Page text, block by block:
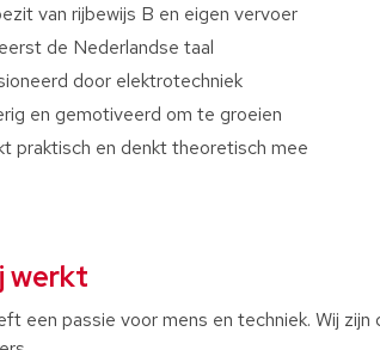
van rijbewijs B en eigen vervoer
de Nederlandse taal
door elektrotechniek
en gemotiveerd om te groeien
praktisch en denkt theoretisch mee
werkt
een passie voor mens en techniek. Wij